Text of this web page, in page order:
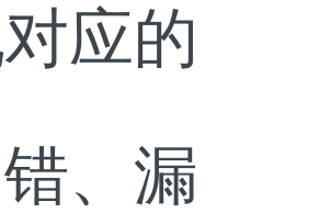
应的
、漏